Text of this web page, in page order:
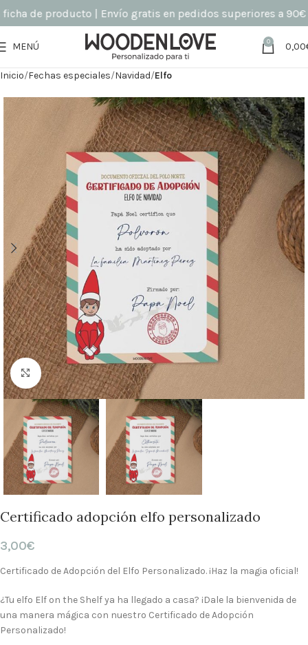
de producto | Envío gratis en pedidos superiores a 90€
MENÚ 0 0,00
Inicio Fechas especiales Navidad Elfo
Clic para ampliar
Certificado adopción elfo personalizado
3,00€
Certificado de Adopción del Elfo Personalizado. ¡Haz la magia oficial!
¿Tu elfo Elf on the Shelf ya ha llegado a casa? ¡Dale la bienvenida de
una manera mágica con nuestro Certificado de Adopción
Personalizado!